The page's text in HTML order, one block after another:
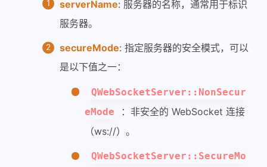
serverName: 服务器的名称，通常用于标识
服务器。
secureMode: 指定服务器的安全模式，可以
是以下值之一：
QWebSocketServer::NonSecur
eMode
：非安全的 WebSocket 连接
（ws://）。
QWebSocketServer::SecureMo